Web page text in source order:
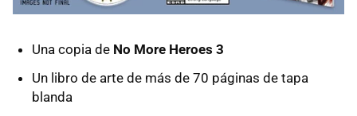
Una copia de No More Heroes 3
Un libro de arte de más de 70 páginas de tapa
blanda